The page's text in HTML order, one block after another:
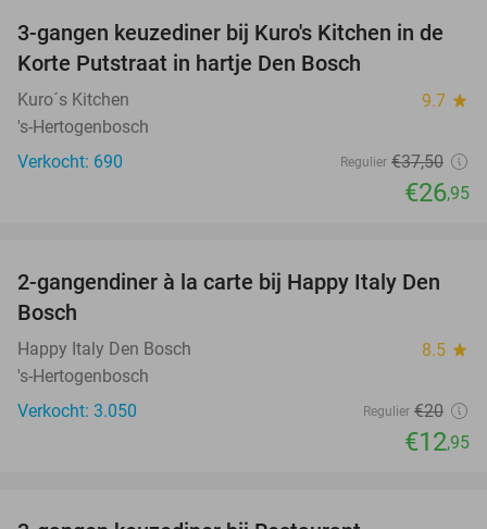
28%
3-gangen keuzediner bij Kuro's Kitchen in de
Korte Putstraat in hartje Den Bosch
Kuro´s Kitchen 9.7 star
's-Hertogenbosch
Verkocht: 690
Regulier €37,50
€26,95
35%
2-gangendiner à la carte bij Happy Italy Den
Bosch
Happy Italy Den Bosch 8.5 star
's-Hertogenbosch
Verkocht: 3.050
Regulier €20
€12,95